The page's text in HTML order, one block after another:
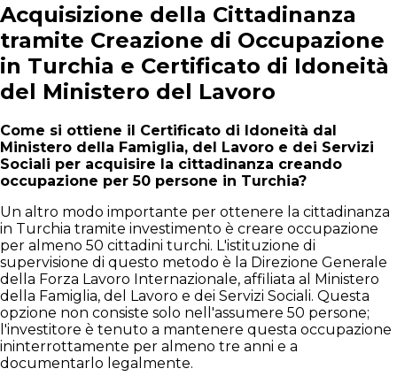
Acquisizione della Cittadinanza
tramite Creazione di Occupazione
in Turchia e Certificato di Idoneità
del Ministero del Lavoro
Come si ottiene il Certificato di Idoneità dal
Ministero della Famiglia, del Lavoro e dei Servizi
Sociali per acquisire la cittadinanza creando
occupazione per 50 persone in Turchia?
Un altro modo importante per ottenere la cittadinanza
in Turchia tramite investimento è creare occupazione
per almeno 50 cittadini turchi. L'istituzione di
supervisione di questo metodo è la Direzione Generale
della Forza Lavoro Internazionale, affiliata al Ministero
della Famiglia, del Lavoro e dei Servizi Sociali. Questa
opzione non consiste solo nell'assumere 50 persone;
l'investitore è tenuto a mantenere questa occupazione
ininterrottamente per almeno tre anni e a
documentarlo legalmente.